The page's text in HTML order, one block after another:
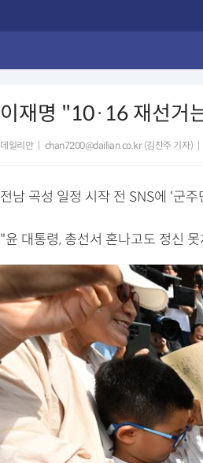
이재명 "10·16 재선거
데일리안 chan7200@dailian.co.kr (김찬주 기자)
전남 곡성 일정 시작 전 SNS에 '군주
"윤 대통령, 총선서 혼나고도 정신